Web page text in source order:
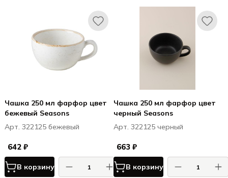
Чашка 250 мл фарфор цвет
бежевый Seasons
Арт. 322125 бежевый
642 ₽
В корзину
Чашка 250 мл фарфор цвет
черный Seasons
Арт. 322125 черный
663 ₽
В корзину